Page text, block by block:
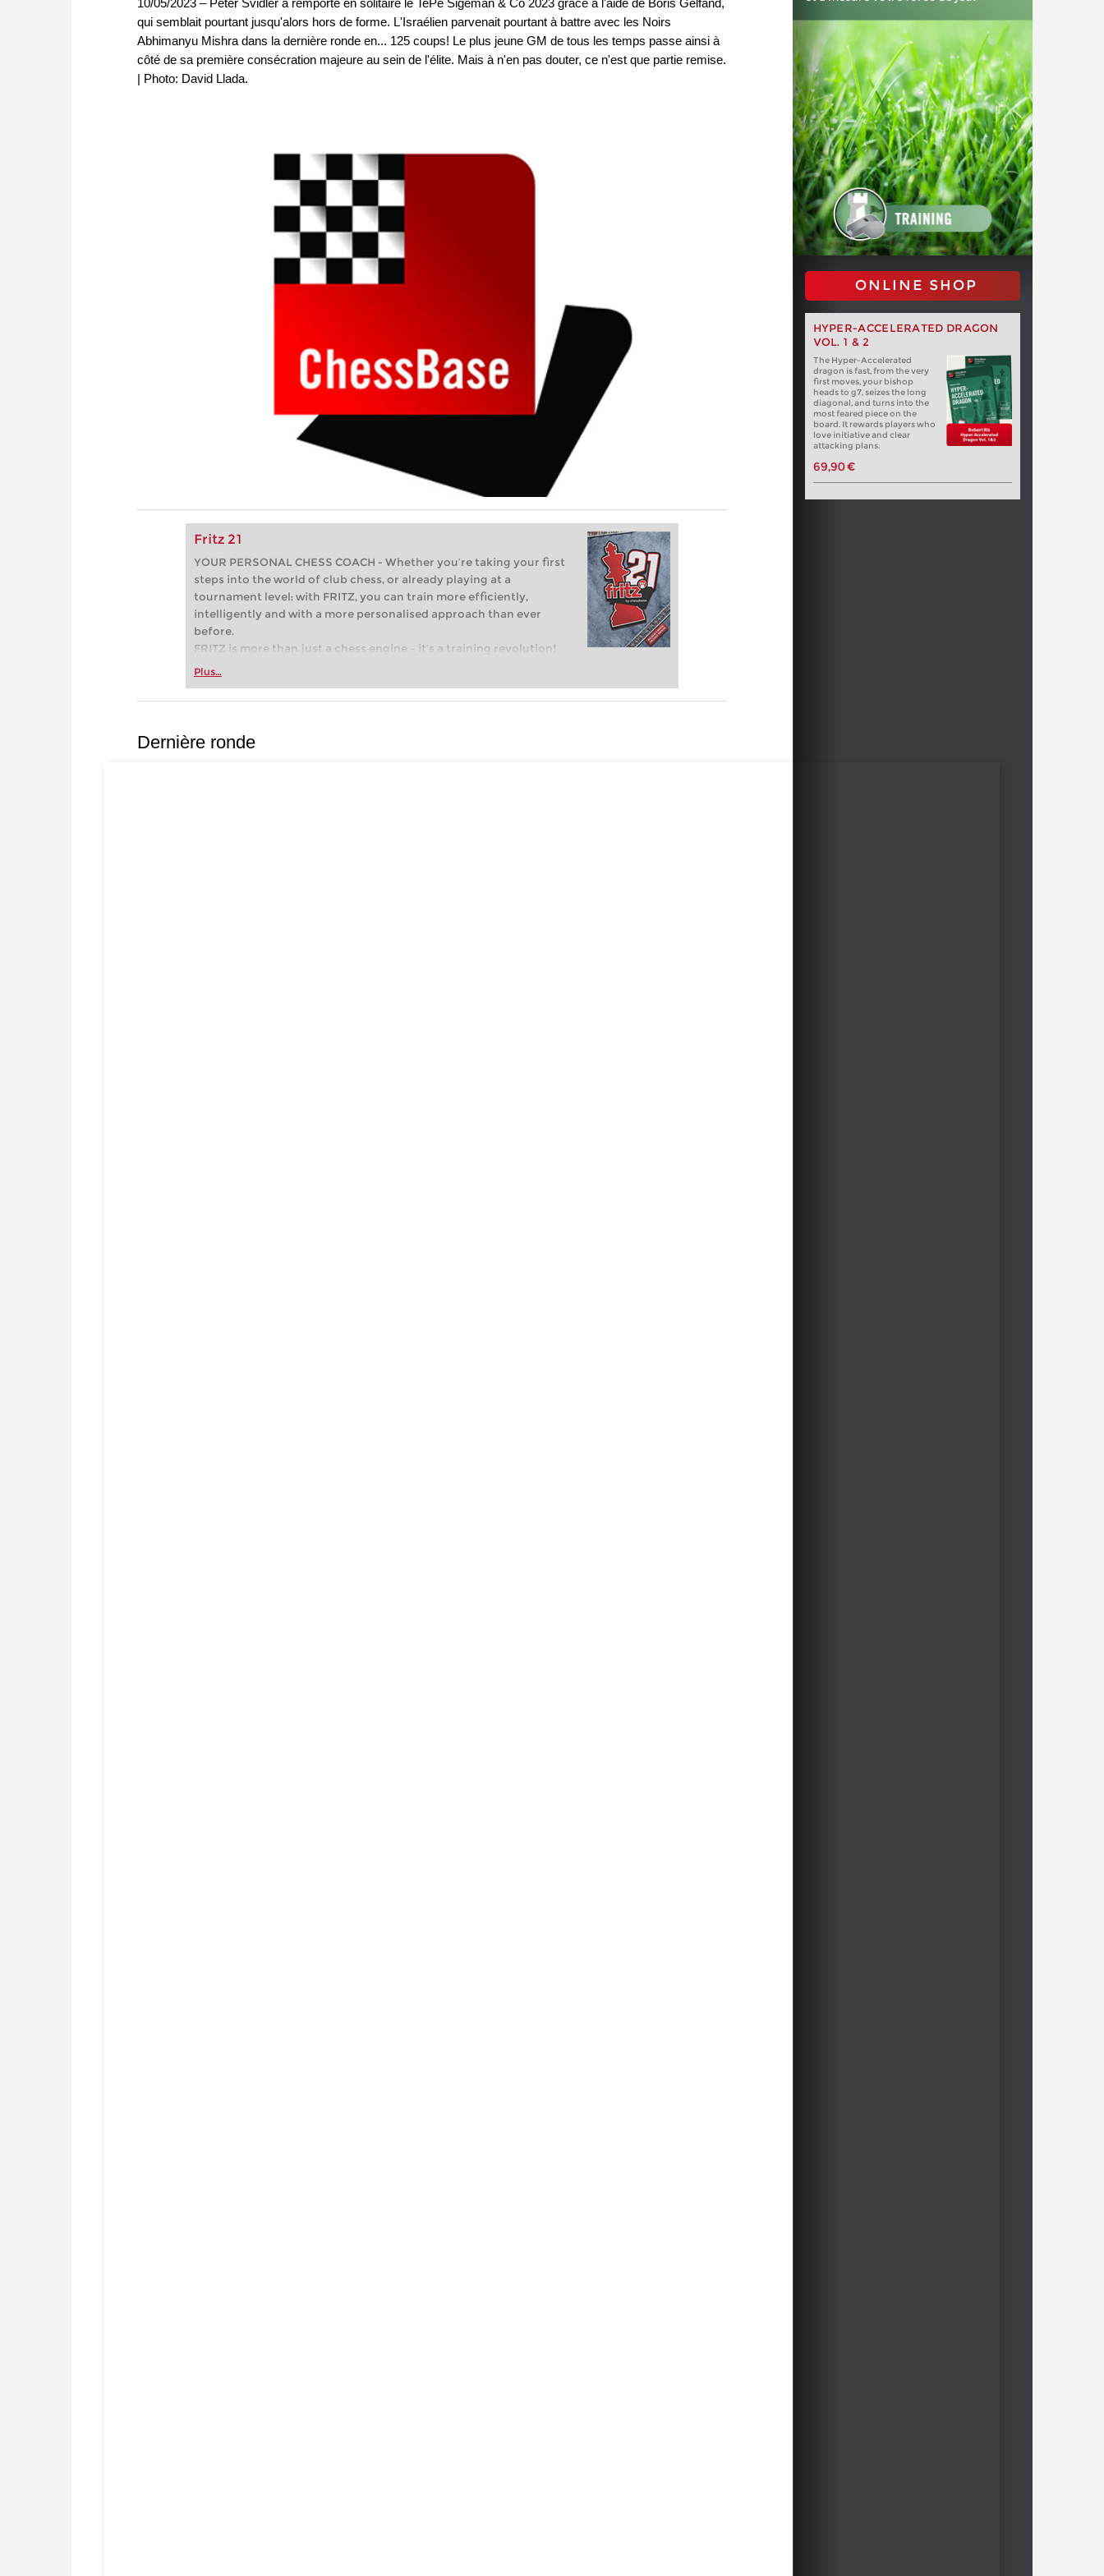
qui semblait pourtant jusqu'alors hors de forme. L'Israélien parvenait pourtant à battre avec les Noirs
Abhimanyu Mishra dans la dernière ronde en... 125 coups! Le plus jeune GM de tous les temps passe ainsi à
côté de sa première consécration majeure au sein de l'élite. Mais à n'en pas douter, ce n'est que partie remise.
| Photo: David Llada.
Fritz 21
YOUR PERSONAL CHESS COACH - Whether you’re taking your first
steps into the world of club chess, or already playing at a
tournament level: with FRITZ, you can train more efficiently,
intelligently and with a more personalised approach than ever
before.
FRITZ is more than just a chess engine – it’s a training revolution!
Whether you’re taking your first steps into the world of club chess,
more efficiently, intelligently and with a more personalised
* COMPETE AGAINST LEGENDS
* FRITZ is fun! BETTER CALCULATIONS – EVEN UNDER TIME
Plus…
ONLINE SHOP
HYPER-ACCELERATED DRAGON
VOL. 1 & 2
The Hyper-Accelerated
dragon is fast, from the very
first moves, your bishop
heads to g7, seizes the long
diagonal, and turns into the
most feared piece on the
board. It rewards players who
love initiative and clear
attacking plans.
69,90 €
Dernière ronde